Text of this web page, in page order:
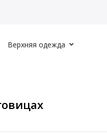
Верхняя одежда